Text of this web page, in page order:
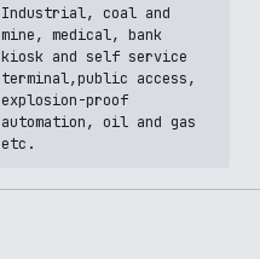
Industrial, coal and
mine, medical, bank
kiosk and self service
terminal,public access,
explosion-proof
automation, oil and gas
etc.